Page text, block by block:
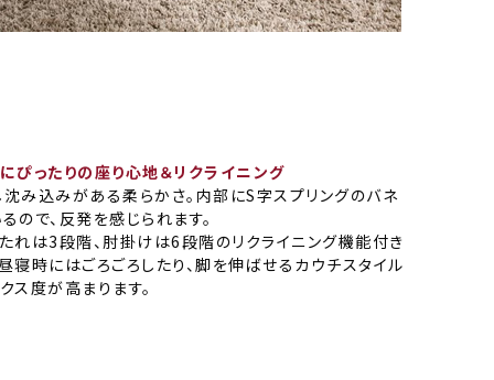
ぴったりの座り心地＆リクライニング
み込みがある柔らかさ。内部にS字スプリングのバネ
ので、反発を感じられます。
れは3段階、肘掛けは6段階のリクライニング機能付き
寝時にはごろごろしたり、脚を伸ばせるカウチスタイル
ス度が高まります。